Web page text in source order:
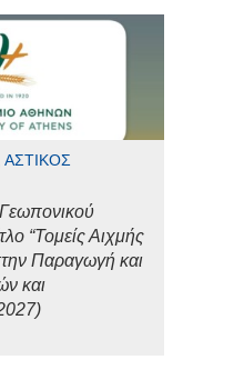
“Τομείς Αιχμής
Παραγωγή και
και